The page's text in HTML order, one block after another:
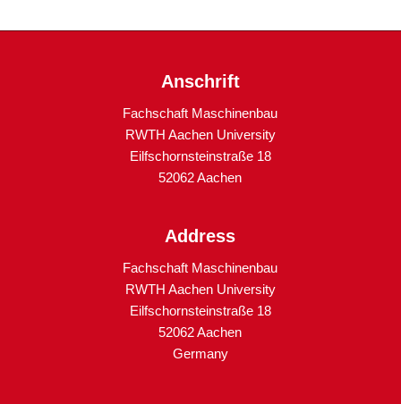
Anschrift
Fachschaft Maschinenbau
RWTH Aachen University
Eilfschornsteinstraße 18
52062 Aachen
Address
Fachschaft Maschinenbau
RWTH Aachen University
Eilfschornsteinstraße 18
52062 Aachen
Germany